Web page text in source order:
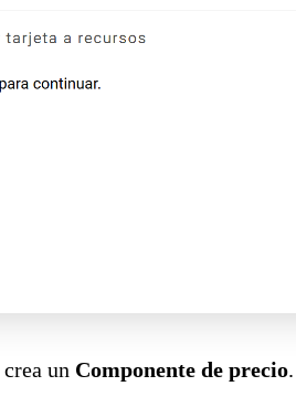
un Componente de precio.